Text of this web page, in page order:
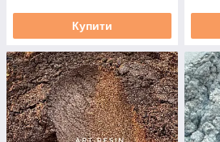
Купити